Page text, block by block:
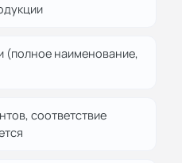
(полное наименование,
соответствие